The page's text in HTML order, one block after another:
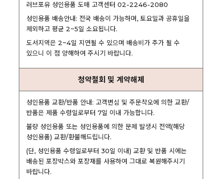
러브포유 성인용품 도매 고객센터 02-2246-2080
성인용품 배송안내: 전국 배송이 가능하며, 토요일과 공휴일을
제외하고 평균 2~5일 소요됩니다.
도서지역은 2~4일 지연될 수 있으며 배송비가 추가 될 수
있으니 이 점 양해하여 주시기 바랍니다.
청약철회 및 계약해제
성인용품 교환/반품 안내: 고객변심 및 주문착오에 의한 교환/
반품은 제품 수령일로부터 7일 이내 가능합니다.
불량 성인용품 또는 성인용품에 의한 문제 발생시 전액(해당
성인용품) 교환/환불해드립니다.
(단, 성인용품 수령일로부터 30일 이내) 교환 및 반품 시에는
배송된 포장박스와 포장재를 사용하여 그대로 복원해주시기
바랍니다.